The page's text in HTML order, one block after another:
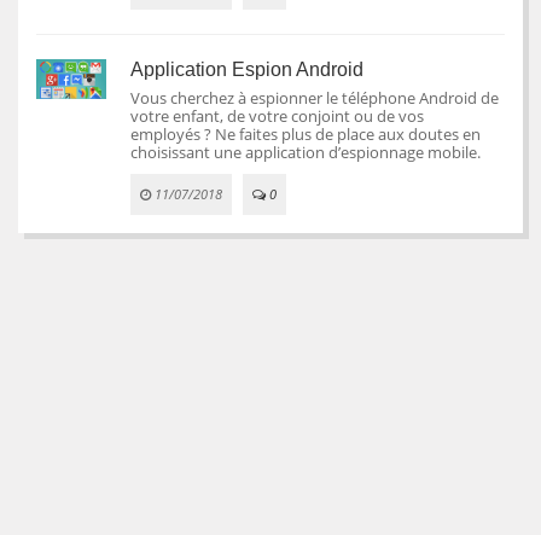
Application Espion Android
Vous cherchez à espionner le téléphone Android de
votre enfant, de votre conjoint ou de vos
employés ? Ne faites plus de place aux doutes en
choisissant une application d’espionnage mobile.
11/07/2018 0